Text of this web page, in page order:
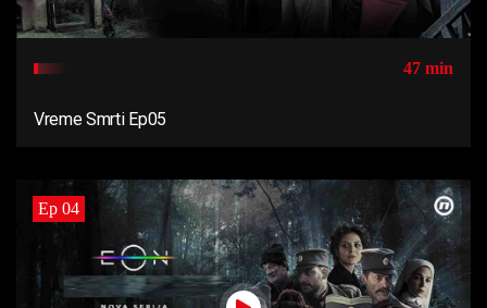
47 min
Vreme Smrti Ep05
Ep 04